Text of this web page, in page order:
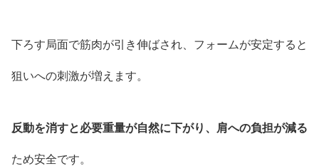
下ろす局面で筋肉が引き伸ばされ、フォームが安定すると
狙いへの刺激が増えます。
反動を消すと必要重量が自然に下がり、肩への負担が減る
ため安全です。